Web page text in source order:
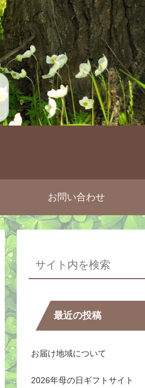
お問い合わせ
最近の投稿
お届け地域について
2026年母の日ギフトサイト